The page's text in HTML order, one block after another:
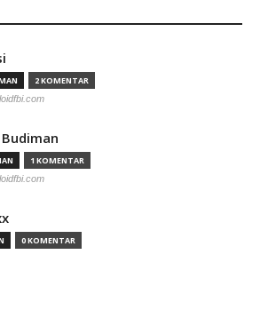
2 KOMENTAR
1 KOMENTAR
0 KOMENTAR